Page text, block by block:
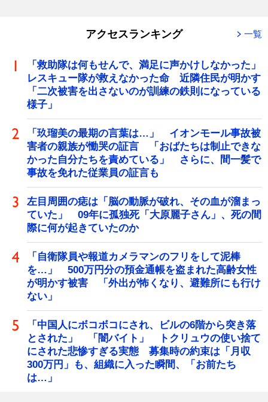
アクセスランキング 一覧
「救助隊は何もせんで、満足に声かけしなかった」
レスキュー隊が救えなかった命 近隣住民が明かす
「二次被害を出さないのが訓練の鉄則になっている
様子」
「玖瑠美の最期の言葉は…」 イオンモール事故被
害者の親族が慟哭の証言 「おばたちは制止できな
かった自分たちを責めている」 さらに、間一髪で
事故を免れた従業員の証言も
左目周囲の痣は「脳の動脈が破れ、その血が溜まっ
ていた」 09年に孤独死「大原麗子さん」、死の間
際に何が起きていたのか
「自衛隊員や報道カメラマンのフリをして泥棒
を…」 500万円分の預金通帳を盗まれた高齢女性
が明かす被害 「外出が怖くなり、避難所にも行け
ない」
「中国人にボコボコにされ、ビルの6階から突き落
とされた」 「闇バイト」 トクリュウの使い捨て
にされた悲惨すぎる実態 募集時の約束は「月収
300万円」も、組織に入った瞬間、「お前たち
は…」